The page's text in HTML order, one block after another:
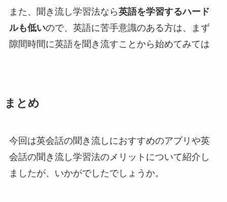
また、聞き流し学習法なら英語を学習するハード
ルも低いので、英語に苦手意識のある方は、まず
隙間時間に英語を聞き流すことから始めてみては
まとめ
今回は英会話の聞き流しにおすすめのアプリや英
会話の聞き流し学習法のメリットについて紹介し
ましたが、いかがでしたでしょうか。